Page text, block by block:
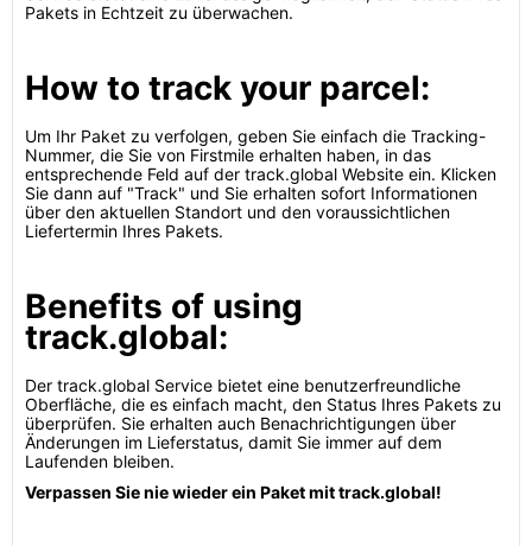
Pakets in Echtzeit zu überwachen.
How to track your parcel:
Um Ihr Paket zu verfolgen, geben Sie einfach die Tracking-
Nummer, die Sie von Firstmile erhalten haben, in das
entsprechende Feld auf der track.global Website ein. Klicken
Sie dann auf "Track" und Sie erhalten sofort Informationen
über den aktuellen Standort und den voraussichtlichen
Liefertermin Ihres Pakets.
Benefits of using
track.global:
Der track.global Service bietet eine benutzerfreundliche
Oberfläche, die es einfach macht, den Status Ihres Pakets zu
überprüfen. Sie erhalten auch Benachrichtigungen über
Änderungen im Lieferstatus, damit Sie immer auf dem
Laufenden bleiben.
Verpassen Sie nie wieder ein Paket mit track.global!